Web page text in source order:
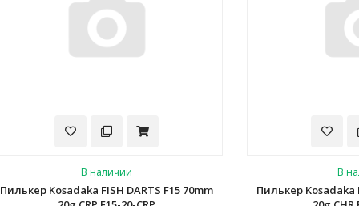
В наличии
Пилькер Kosadaka FISH DARTS F15 70mm
В
Пилькер Kosadaka